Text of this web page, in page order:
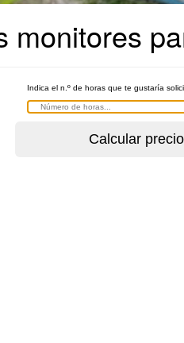
monitores
Indica el n.º de horas que te gustaría